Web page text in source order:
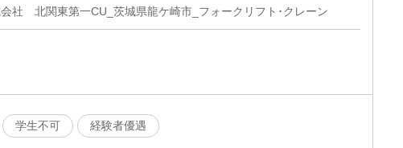
社 北関東第一CU_茨城県龍ケ崎市_フォークリフト･クレーン
学生不可 経験者優遇